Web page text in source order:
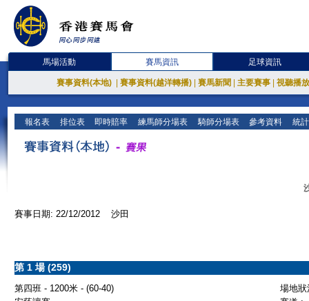
馬場活動 賽馬資訊 足球資訊
賽事資料(本地) 賽事資料(越洋轉播) 賽馬新聞 主要賽事 視聽播
報名表 排位表 即時賠率 練馬師分場表 騎師分場表 參考資料 統
賽事日期: 22/12/2012 沙田
第 1 場 (259)
第四班 - 1200米 - (60-40)
場地